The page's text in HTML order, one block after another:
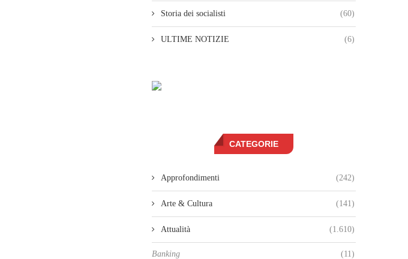
Storia dei socialisti (60)
ULTIME NOTIZIE (6)
CATEGORIE
Approfondimenti (242)
Arte & Cultura (141)
Attualità (1.610)
Banking (11)